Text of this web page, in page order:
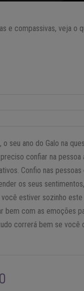
e compassivas, veja o
seu ano do Galo na
confiar na
Confio nas
os seus
estiver sozinho
bem com as emoções
correrá bem se você